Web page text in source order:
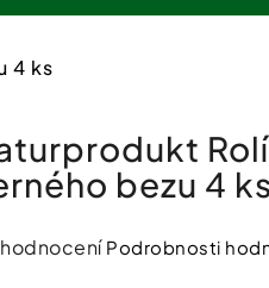
4 ks
Podrobnosti
bezu 4 ks